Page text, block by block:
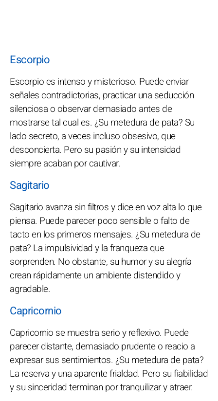
Escorpio
Escorpio es intenso y misterioso. Puede enviar
señales contradictorias, practicar una seducción
silenciosa o observar demasiado antes de
mostrarse tal cual es. ¿Su metedura de pata? Su
lado secreto, a veces incluso obsesivo, que
desconcierta. Pero su pasión y su intensidad
siempre acaban por cautivar.
Sagitario
Sagitario avanza sin filtros y dice en voz alta lo que
piensa. Puede parecer poco sensible o falto de
tacto en los primeros mensajes. ¿Su metedura de
pata? La impulsividad y la franqueza que
sorprenden. No obstante, su humor y su alegría
crean rápidamente un ambiente distendido y
agradable.
Capricornio
Capricornio se muestra serio y reflexivo. Puede
parecer distante, demasiado prudente o reacio a
expresar sus sentimientos. ¿Su metedura de pata?
La reserva y una aparente frialdad. Pero su fiabilidad
y su sinceridad terminan por tranquilizar y atraer.